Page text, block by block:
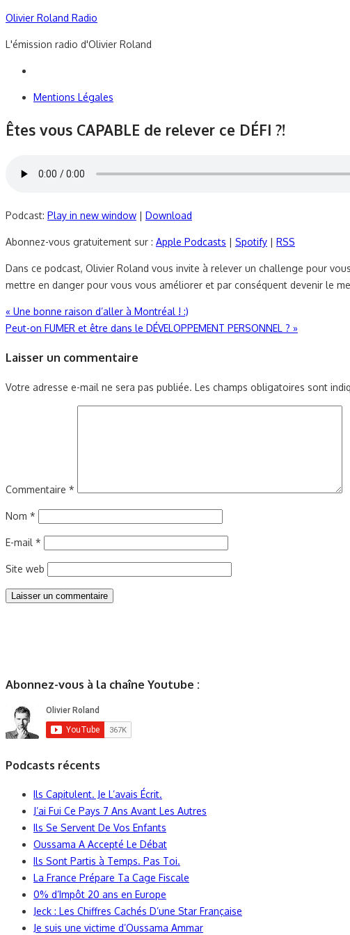
Skip
content
Olivier Roland Radio
L'émission radio d'Olivier Roland
Mentions Légales
Êtes vous CAPABLE de relever ce DÉFI ?!
Podcast: Play in new window | Download
Abonnez-vous gratuitement sur : Apple Podcasts | Spotify | RSS
Dans ce podcast, Olivier Roland vous invite à relever un challenge pour
mettre en danger pour vous vous améliorer et par conséquent devenir le
Navigation
de
l’article
« Une bonne raison d’aller à Montréal ! :)
Peut-on FUMER et être dans le DÉVELOPPEMENT PERSONNEL ? »
Laisser un commentaire
Votre adresse e-mail ne sera pas publiée. Les champs obligatoires sont
Commentaire *
Nom *
E-mail *
Site web
Abonnez-vous à la chaîne Youtube :
Podcasts récents
Ils Capitulent. Je L’avais Écrit.
J’ai Fui Ce Pays 7 Ans Avant Les Autres
Ils Se Servent De Vos Enfants
Oussama A Accepté Le Débat
Ils Sont Partis à Temps. Pas Toi.
La France Prépare Ta Cage Fiscale
0% d’Impôt 20 ans en Europe
Jeck : Les Chiffres Cachés D’une Star Française
Je suis une victime d’Oussama Ammar